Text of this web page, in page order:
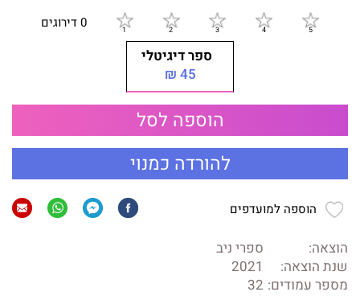
0 דירוגים
ספר דיגיטלי
45 ₪
הוספה לסל
להורדה כמנוי
הוספה למועדפים
הוצאה:
ספרי ניב
שנת הוצאה:
2021
מספר עמודים: 32